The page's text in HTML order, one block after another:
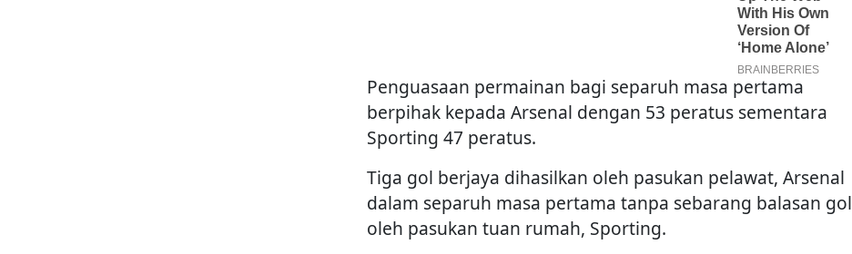
Penguasaan permainan bagi separuh masa pertama
berpihak kepada Arsenal dengan 53 peratus sementara
Sporting 47 peratus.
Tiga gol berjaya dihasilkan oleh pasukan pelawat, Arsenal
dalam separuh masa pertama tanpa sebarang balasan gol
oleh pasukan tuan rumah, Sporting.